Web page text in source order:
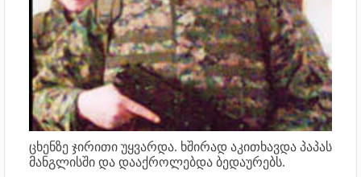
ცხენზე ჯირითი უყვარდა. ხშირად აკითხავდა პაპას
მანგლისში და დააქროლებდა ბედაურებს.